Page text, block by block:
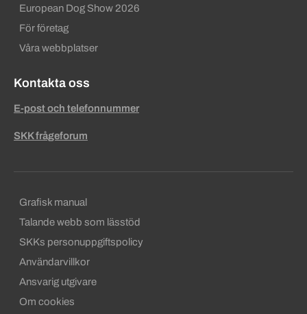
European Dog Show 2026
För företag
Våra webbplatser
Kontakta oss
E-post och telefonnummer
SKK frågeforum
Sekundära sidfotslänkar
Grafisk manual
Talande webb som lässtöd
SKKs personuppgiftspolicy
Användarvillkor
Ansvarig utgivare
Om cookies